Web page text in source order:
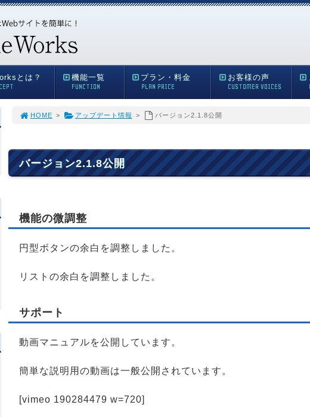
とは？ 機能一覧
FUNCTION
プラン・料金
PLAN PRICE
お客様の声
CUSTOMER VOICES
HOME > アップデート情報 > バージョン2.1.8公開
バージョン2.1.8公開
機能の微調整
円型ボタンの余白を調整しました。
リストの余白を調整しました。
サポート
動画マニュアルを公開しています。
簡単な説明用の動画は一般公開されています。
[vimeo 190284479 w=720]